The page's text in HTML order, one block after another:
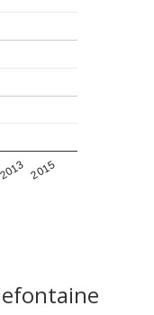
2013 2015